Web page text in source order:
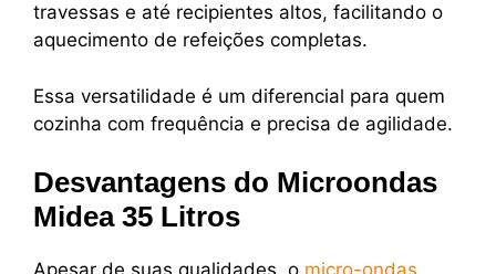
travessas e até recipientes altos, facilitando o
aquecimento de refeições completas.
Essa versatilidade é um diferencial para quem
cozinha com frequência e precisa de agilidade.
Desvantagens do Microondas
Midea 35 Litros